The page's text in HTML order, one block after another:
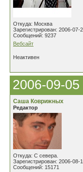
Откуда: Москва
Зарегистрирован: 2006-07-
Сообщений: 9237
Вебсайт
Неактивен
2006-09-
Саша Коврижных
Редактор
Откуда: С севера.
Зарегистрирован: 2006-08-
Сообщений: 15171